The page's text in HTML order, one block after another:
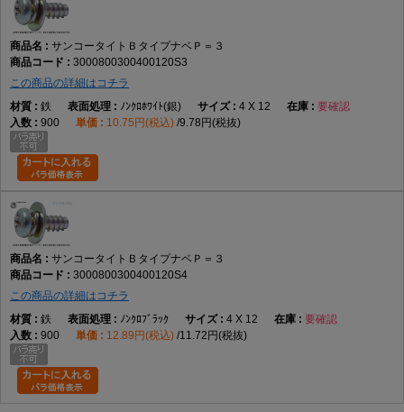
サンコータイトＢタイプナベＰ＝３
3000800300400120S3
この商品の詳細はコチラ
鉄
ﾉﾝｸﾛﾎﾜｲﾄ(銀) 4 X 12
要確認
900
10.75円(税込) 9.78円(税抜)
サンコータイトＢタイプナベＰ＝３
3000800300400120S4
この商品の詳細はコチラ
鉄
ﾉﾝｸﾛﾌﾞﾗｯｸ 4 X 12
要確認
900
12.89円(税込) 11.72円(税抜)